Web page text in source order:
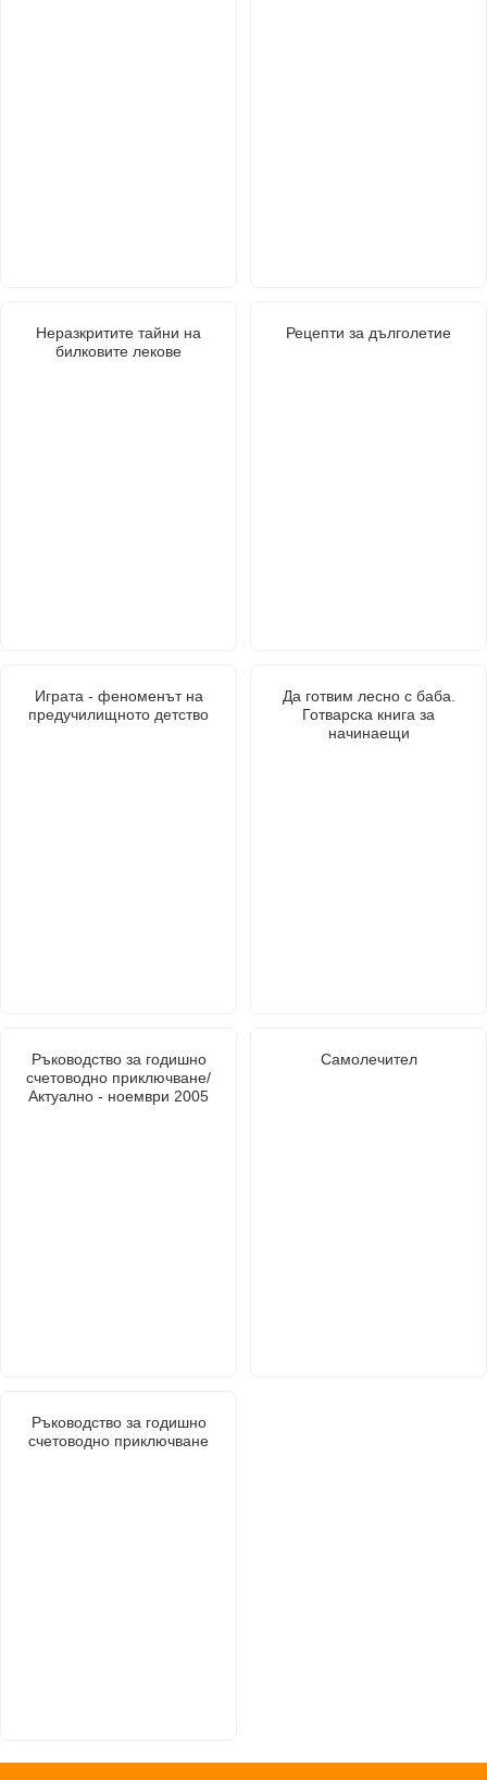
Неразкритите тайни на
билковите лекове
Рецепти за дълголетие
Играта - феноменът на
предучилищното детство
Да готвим лесно с баба.
Готварска книга за
начинаещи
Ръководство за годишно
счетоводно приключване/
Актуално - ноември 2005
Самолечител
Ръководство за годишно
счетоводно приключване